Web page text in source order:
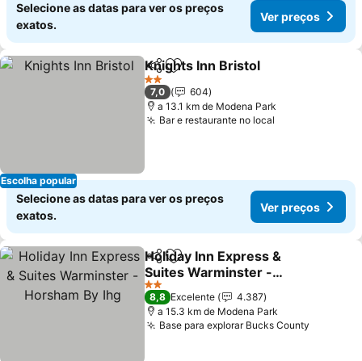
Selecione as datas para ver os preços
exatos.
Ver preços
Escolha popular
PartilharAdicionar aos favoritos
Knights Inn Bristol
2 Estrelas
7,0
604
a 13.1 km de Modena Park
Bar e restaurante no local
Selecione as datas para ver os preços
exatos.
Ver preços
PartilharAdicionar aos favoritos
Holiday Inn Express &
Suites Warminster -
Horsham By Ihg
Ver preços
2 Estrelas
8,8 Excelente
4.387
a 15.3 km de Modena Park
Base para explorar Bucks County